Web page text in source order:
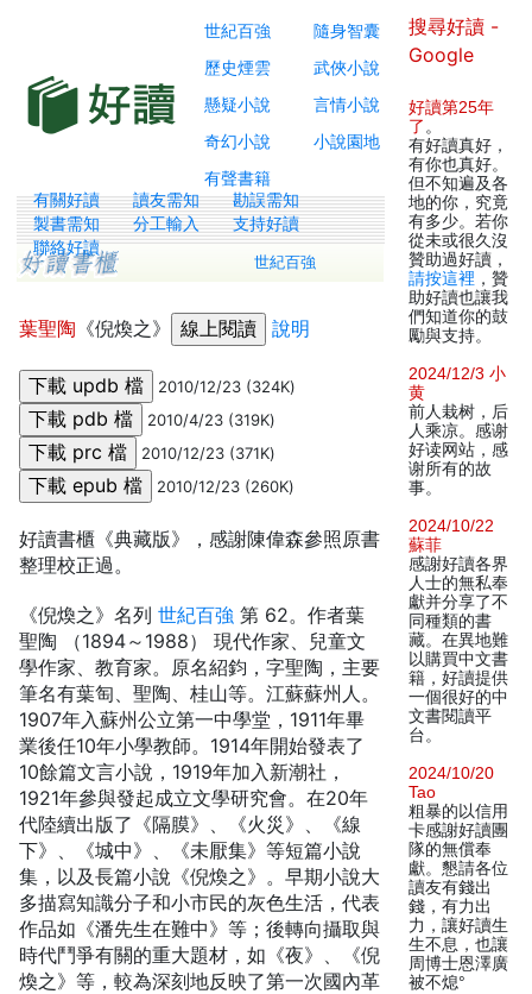
世紀百強
隨身智囊
歷史煙雲
武俠小說
懸疑小說
言情小說
奇幻小說
小說園地
有聲書籍
有關好讀 讀友需知
勘誤需知
製書需知
分工輸入
支持好讀
聯絡好讀
世紀百強
葉聖陶 《倪煥之》 說明
2010/12/23 (324K)
2010/4/23 (319K)
2010/12/23 (371K)
2010/12/23 (260K)
好讀書櫃《典藏版》，感謝陳偉森參照原書
整理校正過。
《倪煥之》名列 世紀百強第 62。作者葉
聖陶 （1894～1988） 現代作家、兒童文
學作家、教育家。原名紹鈞，字聖陶，主要
筆名有葉匋、聖陶、桂山等。江蘇蘇州人。
1907年入蘇州公立第一中學堂，1911年畢
業後任10年小學教師。1914年開始發表了
10餘篇文言小說，1919年加入新潮社，
1921年參與發起成立文學研究會。在20年
代陸續出版了《隔膜》、《火災》、《線
下》、《城中》、《未厭集》等短篇小說
集，以及長篇小說《倪煥之》。早期小說大
多描寫知識分子和小市民的灰色生活，代表
作品如《潘先生在難中》等；後轉向攝取與
時代鬥爭有關的重大題材，如《夜》、《倪
煥之》等，較為深刻地反映了第一次國內革
搜尋好讀 -
Google
好讀第25年
了 。
有好讀真好，
有你也真好。
但不知遍及各
地的你，究竟
有多少。若你
從未或很久沒
贊助過好讀，
請按這裡 ，贊
助好讀也讓我
們知道你的鼓
勵與支持。
2024/12/3 小
黄
前人栽树，后
人乘凉。感谢
好读网站，感
谢所有的故
事。
2024/10/22
蘇菲
感謝好讀各界
人士的無私奉
獻并分享了不
同種類的書
藏。在異地難
以購買中文書
籍，好讀提供
一個很好的中
文書閱讀平
台。
2024/10/20
Tao
粗暴的以信用
卡感謝好讀團
隊的無償奉
獻。懇請各位
讀友有錢出
錢，有力出
力，讓好讀生
生不息，也讓
周博士恩澤廣
被不熄°